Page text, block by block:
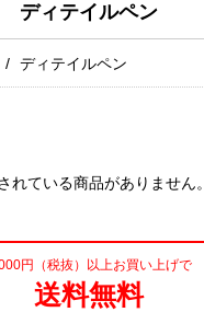
ディテイルペン
ディテイルペン
れている商品がありません。
円（税抜）以上お買い上げで
送料無料